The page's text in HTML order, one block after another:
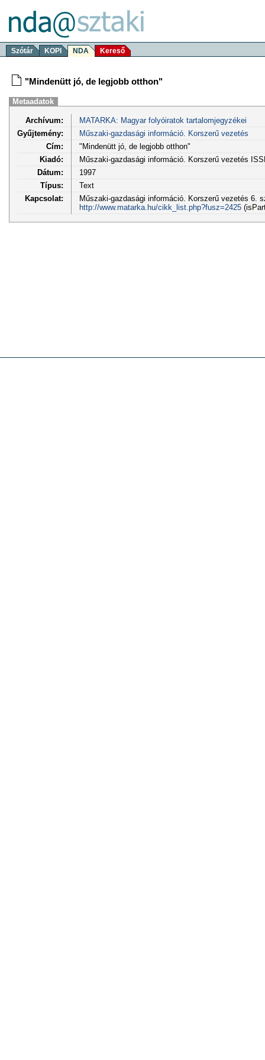
Szótár KOPI NDA Kereső
"Mindenütt jó, de legjobb otthon"
Metaadatok
Archívum:
MATARKA: Magyar folyóiratok tartalomjegyzékei
Gyűjtemény:
Műszaki-gazdasági információ. Korszerű vezetés
Cím:
"Mindenütt jó, de legjobb otthon"
Kiadó:
Műszaki-gazdasági információ. Korszerű vezetés
Dátum:
1997
Típus:
Text
Kapcsolat:
Műszaki-gazdasági információ. Korszerű vezetés 6.
http://www.matarka.hu/cikk_list.php?fusz=2425